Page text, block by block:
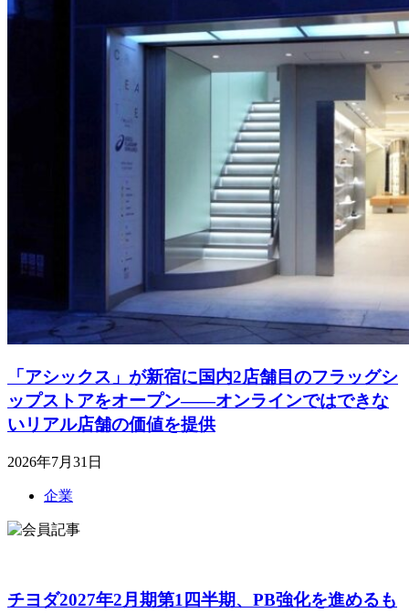
「アシックス」が新宿に国内2店舗目のフラッグシ
ップストアをオープン――オンラインではできな
いリアル店舗の価値を提供
2026年7月31日
企業
チヨダ2027年2月期第1四半期、PB強化を進めるも